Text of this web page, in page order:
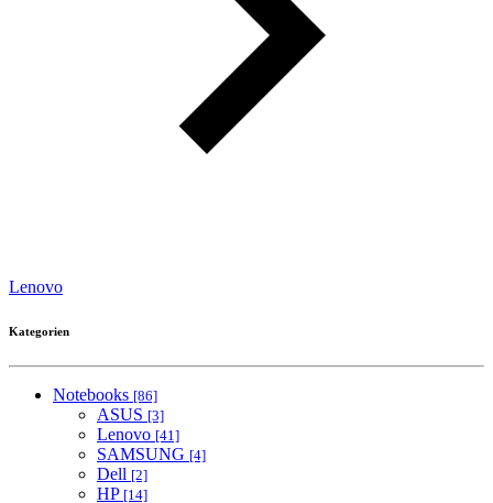
Lenovo
Kategorien
Notebooks [86]
ASUS [3]
Lenovo [41]
SAMSUNG [4]
Dell [2]
HP [14]